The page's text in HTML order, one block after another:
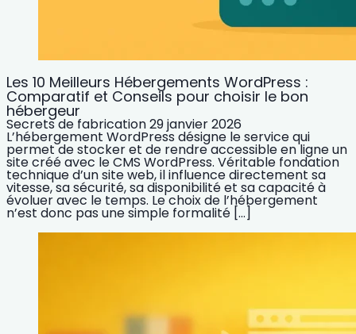
Les 10 Meilleurs Hébergements WordPress :
Comparatif et Conseils pour choisir le bon
hébergeur
Secrets de fabrication29 janvier 2026
L’hébergement WordPress désigne le service qui
permet de stocker et de rendre accessible en ligne un
site créé avec le CMS WordPress. Véritable fondation
technique d’un site web, il influence directement sa
vitesse, sa sécurité, sa disponibilité et sa capacité à
évoluer avec le temps. Le choix de l’hébergement
n’est donc pas une simple formalité […]